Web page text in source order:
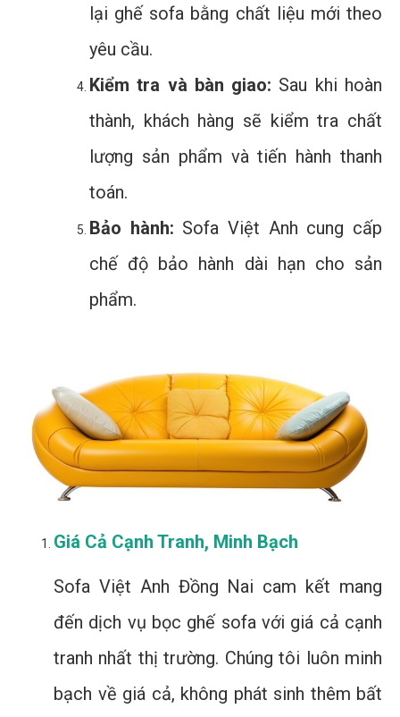
lại ghế sofa bằng chất liệu mới theo
yêu cầu.
Kiểm tra và bàn giao: Sau khi hoàn
thành, khách hàng sẽ kiểm tra chất
lượng sản phẩm và tiến hành thanh
toán.
Bảo hành: Sofa Việt Anh cung cấp
chế độ bảo hành dài hạn cho sản
phẩm.
Giá Cả Cạnh Tranh, Minh Bạch
Sofa Việt Anh Đồng Nai cam kết mang
đến dịch vụ bọc ghế sofa với giá cả cạnh
tranh nhất thị trường. Chúng tôi luôn minh
bạch về giá cả, không phát sinh thêm bất